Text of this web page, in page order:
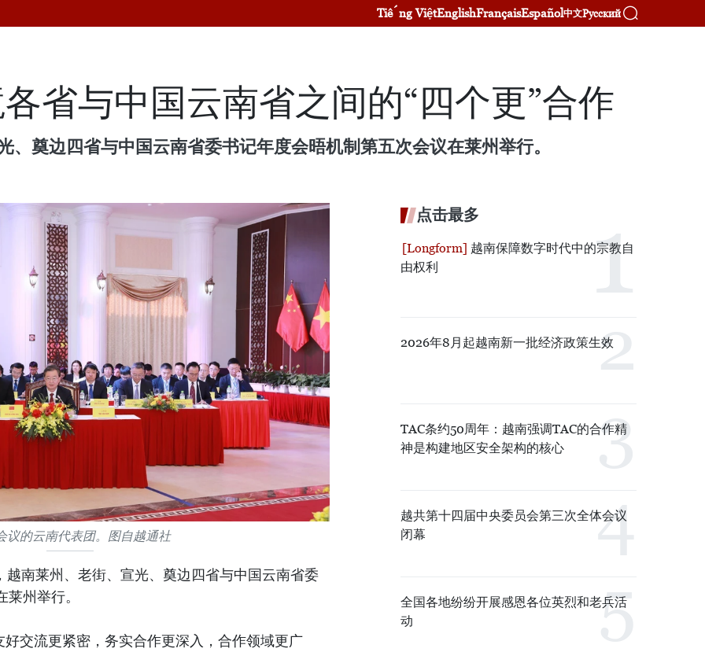
Tiếng ViệtEnglishFrançaisEspañol中文Русский
省与中国云南省之间的“四个更”合作
、奠边四省与中国云南省委书记年度会晤机制第五次会议在莱州举行。
议的云南代表团。图自越通社
南莱州、老街、宣光、奠边四省与中国云南省委
州举行。
好交流更紧密，务实合作更深入，合作领域更广
点击最多
越南保障数字时代中的宗教自
由权利
2026年8月起越南新一批经济政策生效
TAC条约50周年：越南强调TAC的合作精
神是构建地区安全架构的核心
越共第十四届中央委员会第三次全体会议
闭幕
全国各地纷纷开展感恩各位英烈和老兵活
动